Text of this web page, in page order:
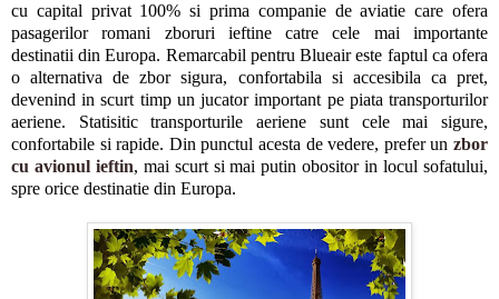
cu capital privat 100% si prima companie de aviatie care ofera
pasagerilor romani zboruri ieftine catre cele mai importante
destinatii din Europa. Remarcabil pentru Blueair este faptul ca ofera
o alternativa de zbor sigura, confortabila si accesibila ca pret,
devenind in scurt timp un jucator important pe piata transporturilor
aeriene. Statisitic transporturile aeriene sunt cele mai sigure,
confortabile si rapide. Din punctul acesta de vedere, prefer un zbor
cu avionul ieftin, mai scurt si mai putin obositor in locul sofatului,
spre orice destinatie din Europa.